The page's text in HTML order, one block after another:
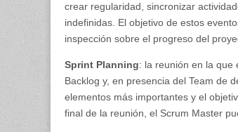
crear regularidad, sincronizar
indefinidas. El objetivo de estos
inspección sobre el progreso del
Sprint Planning: la reunión en la que
Backlog y, en presencia del Team de
elementos más importantes y el
final de la reunión, el Scrum Master